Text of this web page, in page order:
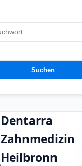
Suchen
Dentarra
Zahnmedizin
Heilbronn